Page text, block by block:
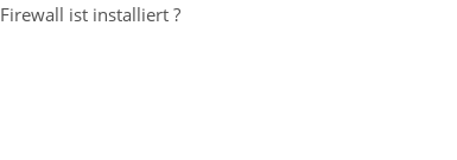
ist installiert ?